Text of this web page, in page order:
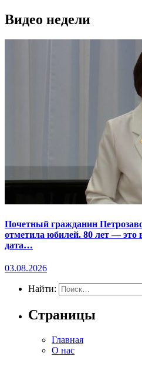
Видео недели
Почетный гражданин
отметила юбилей. 80 лет — это
дата…
03.08.2026
Найти:
Страницы
Главная
О нас